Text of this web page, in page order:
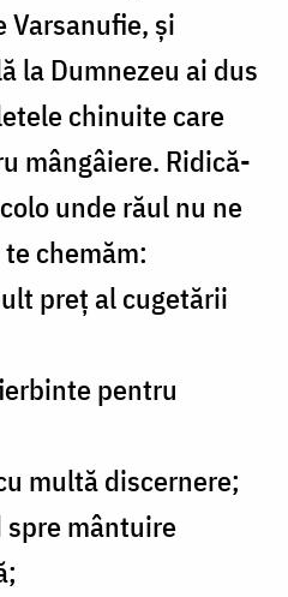
Varsanufie, și
la Dumnezeu ai dus
chinuite care
mângâiere. Ridică-
unde răul nu ne
chemăm:
preț al cugetării
pentru
multă discernere;
mântuire